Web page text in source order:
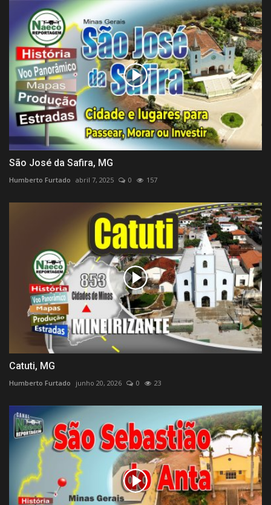
São José da Safira, MG
Humberto Furtado abril 7, 2025 0 157
Catuti, MG
Humberto Furtado junho 20, 2026 0 23